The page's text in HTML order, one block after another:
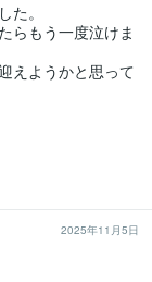
た。
らもう一度泣けま
えようかと思って
2025年11月5日